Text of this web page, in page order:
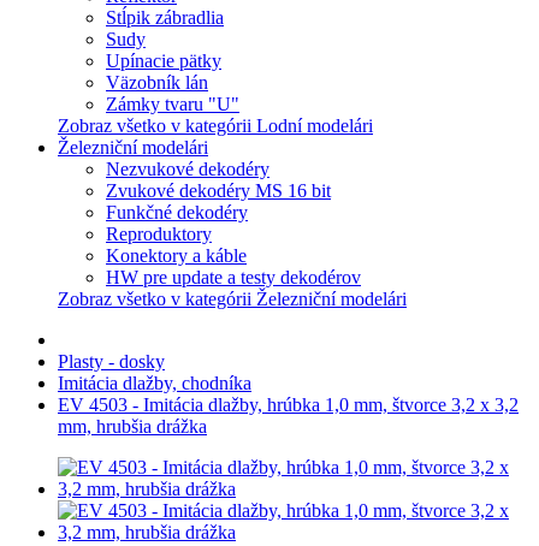
Stĺpik zábradlia
Sudy
Upínacie pätky
Väzobník lán
Zámky tvaru "U"
Zobraz všetko v kategórii Lodní modelári
Železniční modelári
Nezvukové dekodéry
Zvukové dekodéry MS 16 bit
Funkčné dekodéry
Reproduktory
Konektory a káble
HW pre update a testy dekodérov
Zobraz všetko v kategórii Železniční modelári
Plasty - dosky
Imitácia dlažby, chodníka
EV 4503 - Imitácia dlažby, hrúbka 1,0 mm, štvorce 3,2 x 3,2
mm, hrubšia drážka